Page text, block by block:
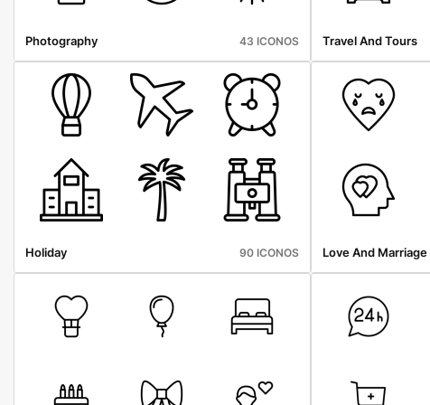
Photography 43 ICONOS Travel And Tours
Holiday 90 ICONOS Love And Marriage